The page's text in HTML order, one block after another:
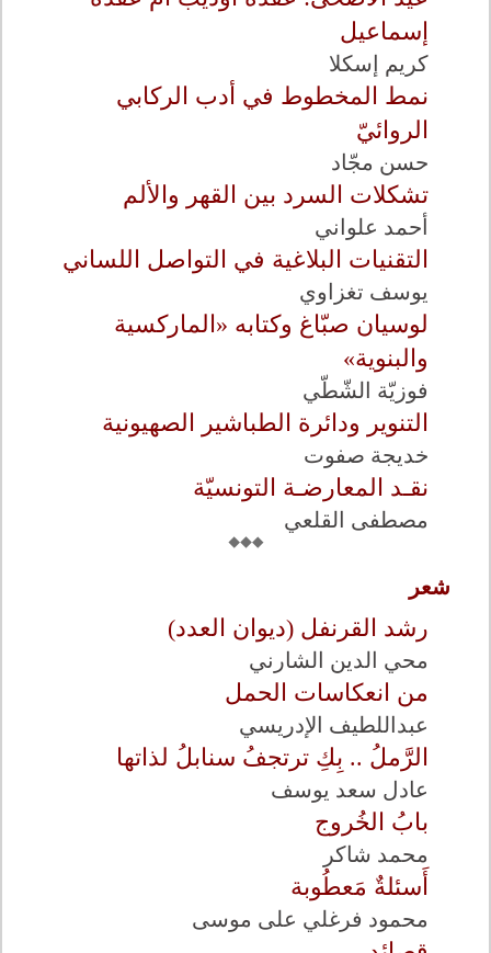
إسماعيل
كريم إسكلا
نمط المخطوط في أدب الركابي
الروائيّ
حسن مجّاد
تشكلات السرد بين القهر والألم
أحمد علواني
التقنيات البلاغية في التواصل اللساني
يوسف تغزاوي
لوسيان صبّاغ وكتابه «الماركسية
والبنوية»
فوزيّة الشّطّي
التنوير ودائرة الطباشير الصهيونية
خديجة صفوت
نقـد المعارضـة التونسيّة
مصطفى القلعي
شعر
رشد القرنفل (ديوان العدد)
محي الدين الشارني
من انعكاسات الحمل
عبداللطيف الإدريسي
الرَّملُ .. بِكِ ترتجفُ سنابلُ لذاتها
عادل سعد يوسف
بابُ الخُروج
محمد شاكر
أَسئلةٌ مَعطُوبة
محمود فرغلي على موسى